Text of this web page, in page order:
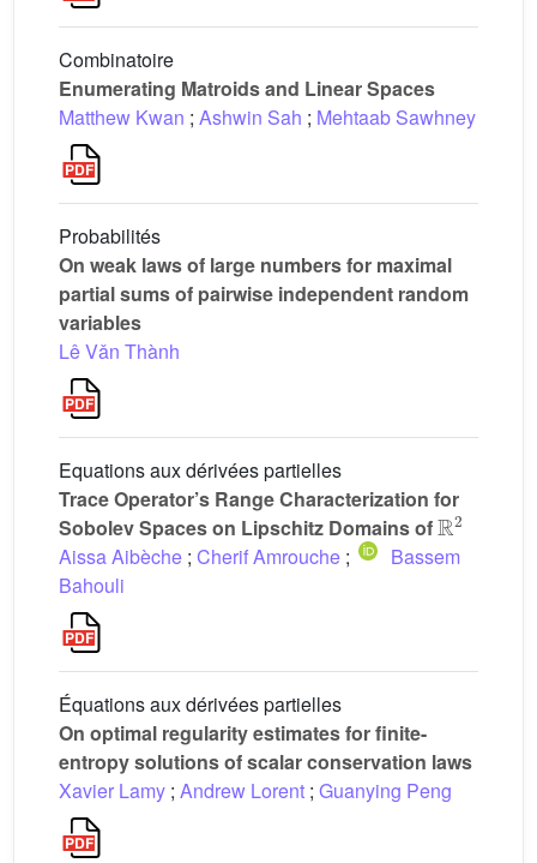
Combinatoire
Enumerating Matroids and Linear Spaces
Matthew Kwan ; Ashwin Sah ; Mehtaab Sawhney
Probabilités
On weak laws of large numbers for maximal
partial sums of pairwise independent random
variables
Lê Vǎn Thành
Equations aux dérivées partielles
Trace Operator’s Range Characterization for
Sobolev Spaces on Lipschitz Domains of
ℝ2
Aissa Aibèche ; Cherif Amrouche ;
Bassem
Bahouli
Équations aux dérivées partielles
On optimal regularity estimates for finite-
entropy solutions of scalar conservation laws
Xavier Lamy ; Andrew Lorent ; Guanying Peng